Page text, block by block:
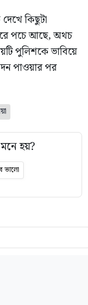
কিছুটা
পচে আছে, অথচ
পুলিশকে ভাবিয়ে
পাওয়ার পর
হয়?
ভালো